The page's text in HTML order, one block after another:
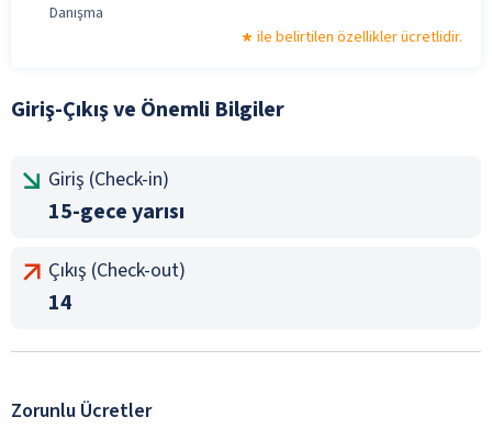
Danışma
ile belirtilen özellikler ücretlidir.
Giriş-Çıkış ve Önemli Bilgiler
Giriş (Check-in)
15-gece yarısı
Çıkış (Check-out)
14
Zorunlu Ücretler